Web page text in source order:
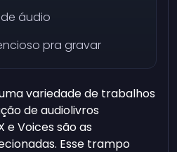
áudio
pra gravar
variedade de trabalhos
de audiolivros
e Voices são as
Esse trampo